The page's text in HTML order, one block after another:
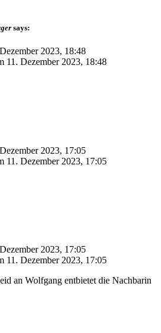
says:
2023, 18:48
11. Dezember 2023, 18:48
2023, 17:05
11. Dezember 2023, 17:05
2023, 17:05
11. Dezember 2023, 17:05
an Wolfgang entbietet die Nachbarin